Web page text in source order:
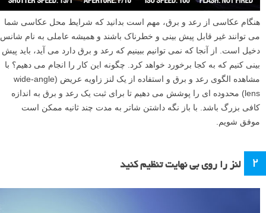
هنگام عکاسی از رعد و برق، مهم است بدانید که شرایط محل عکاسی شما
می توانند غیر قابل پیش بینی و خطرناک باشند و همیشه عاملی به نام شانس
دخیل است. از آنجا که نمی توانیم ببینیم که رعد و برق دارد می آید، باید پیش
بینی کنیم که به کجا برخورد خواهد کرد. چگونه این کار را انجام می دهیم؟ با
مشاهده الگوی رعد و برق و استفاده از یک لنز زاویه عریض (wide-angle
lens) محدوده ای را پوشش می دهیم تا برای ثبت یک رعد و برق به اندازه
کافی بزرگ باشد. با باز نگه داشتن شاتر به مدت چند ثانیه ممکن است
موفق شویم.
۲ لنز را روی بی نهایت تنظیم کنید